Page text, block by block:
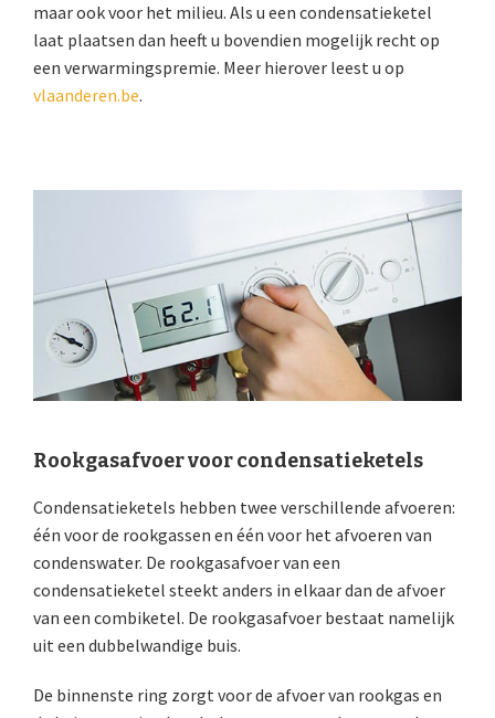
maar ook voor het milieu. Als u een condensatieketel
laat plaatsen dan heeft u bovendien mogelijk recht op
een verwarmingspremie. Meer hierover leest u op
vlaanderen.be.
Rookgasafvoer voor condensatieketels
Condensatieketels hebben twee verschillende afvoeren:
één voor de rookgassen en één voor het afvoeren van
condenswater. De rookgasafvoer van een
condensatieketel steekt anders in elkaar dan de afvoer
van een combiketel. De rookgasafvoer bestaat namelijk
uit een dubbelwandige buis.
De binnenste ring zorgt voor de afvoer van rookgas en